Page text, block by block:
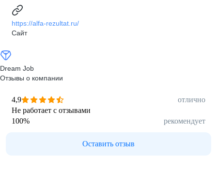
https://alfa-rezultat.ru/
Сайт
Dream Job
Отзывы о компании
4,9
отлично
Не работает с отзывами
100% рекомендует
Оставить отзыв